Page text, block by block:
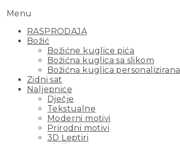
Menu
RASPRODAJA
Božić
Božićne kuglice pića
Božićna kuglica sa slikom
Božićna kuglica personalizirana
Zidni sat
Naljepnice
Dječje
Tekstualne
Moderni motivi
Prirodni motivi
3D Leptiri